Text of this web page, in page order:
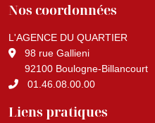
Nos coordonnées
L'AGENCE DU QUARTIER
98 rue Gallieni
92100 Boulogne-Billancourt
01.46.08.00.00
Liens pratiques